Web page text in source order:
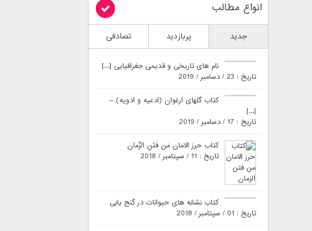
انواع مطالب
جدید پربازدید تصادفی
نام های تاریخی و قدیمی جغرافیایی [...]
تاریخ : 23 / دسامبر / 2019
کتاب گلهای ارغوان (ادعیه و ادویه) –
[...]
تاریخ : 17 / دسامبر / 2019
کتاب حرز الامان مَن فَتَنِ الزَّمان
تاریخ : 11 / سپتامبر / 2018
کتاب نشانه های حیوانات در گنج یابی
تاریخ : 01 / سپتامبر / 2018